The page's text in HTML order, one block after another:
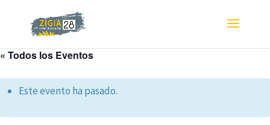
« Todos los Eventos
Este evento ha pasado.